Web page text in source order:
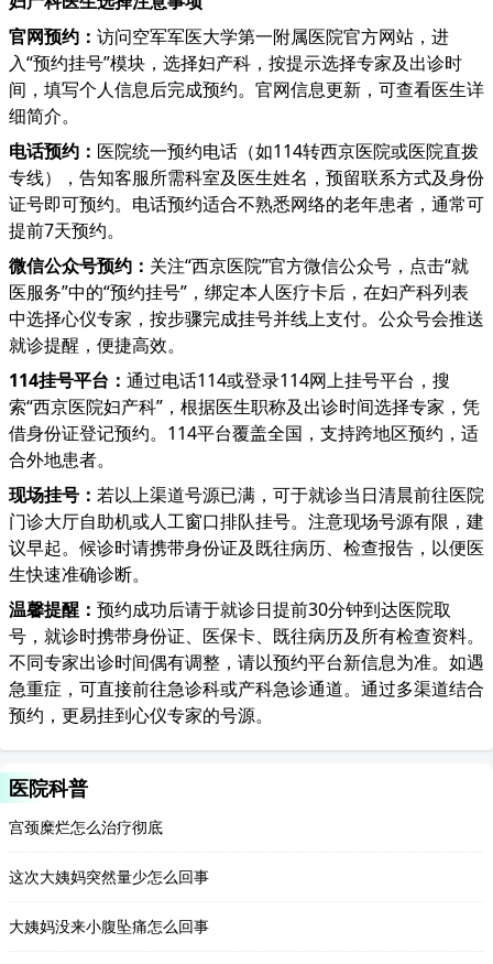
官网预约： 访问空军军医大学第一附属医院官方网站，进
入“预约挂号”模块，选择妇产科，按提示选择专家及出诊时
间，填写个人信息后完成预约。官网信息更新，可查看医生详
细简介。
电话预约： 医院统一预约电话（如114转西京医院或医院直拨
专线），告知客服所需科室及医生姓名，预留联系方式及身份
证号即可预约。电话预约适合不熟悉网络的老年患者，通常可
提前7天预约。
微信公众号预约： 关注“西京医院”官方微信公众号，点击“就
医服务”中的“预约挂号”，绑定本人医疗卡后，在妇产科列表
中选择心仪专家，按步骤完成挂号并线上支付。公众号会推送
就诊提醒，便捷高效。
114挂号平台： 通过电话114或登录114网上挂号平台，搜
索“西京医院妇产科”，根据医生职称及出诊时间选择专家，凭
借身份证登记预约。114平台覆盖全国，支持跨地区预约，适
合外地患者。
现场挂号： 若以上渠道号源已满，可于就诊当日清晨前往医院
门诊大厅自助机或人工窗口排队挂号。注意现场号源有限，建
议早起。候诊时请携带身份证及既往病历、检查报告，以便医
生快速准确诊断。
温馨提醒： 预约成功后请于就诊日提前30分钟到达医院取
号，就诊时携带身份证、医保卡、既往病历及所有检查资料。
不同专家出诊时间偶有调整，请以预约平台新信息为准。如遇
急重症，可直接前往急诊科或产科急诊通道。通过多渠道结合
预约，更易挂到心仪专家的号源。
医院科普
宫颈糜烂怎么治疗彻底
这次大姨妈突然量少怎么回事
大姨妈没来小腹坠痛怎么回事